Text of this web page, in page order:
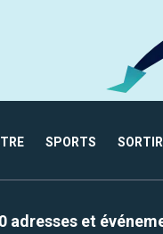
SPORTS SORTIR
adresses et